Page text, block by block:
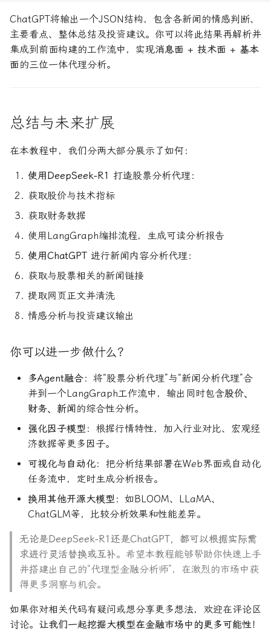
ChatGPT将输出一个JSON结构，包含各新闻的情感判断、
主要看点、整体总结及投资建议。你可以将此结果再解析并
集成到前面构建的工作流中，实现消息面 + 技术面 + 基本
面 的三位一体代理分析。
总结与未来扩展
在本教程中，我们分两大部分展示了如何：
使用DeepSeek-R1 打造股票分析代理：
获取股价与技术指标
获取财务数据
使用LangGraph编排流程，生成可读分析报告
使用ChatGPT 进行新闻内容分析代理：
获取与股票相关的新闻链接
提取网页正文并清洗
情感分析与投资建议输出
你可以进一步做什么？
多Agent融合：将“股票分析代理”与“新闻分析代理”合
并到一个LangGraph工作流中，输出同时包含股价、
财务、新闻的综合性分析。
强化因子模型 ：根据行情特性，加入行业对比、宏观经
济数据等更多因子。
可视化与自动化：把分析结果部署在Web界面或自动化
任务流中，定时生成分析报告。
换用其他开源大模型 ：如BLOOM、LLaMA、
ChatGLM等，比较分析效果和性能差异。
无论是DeepSeek-R1还是ChatGPT，都可以根据实际需
求进行灵活替换或互补。希望本教程能够帮助你快速上手
并搭建出自己的“代理型金融分析师”，在激烈的市场中获
得更多洞察与机会。
如果你对相关代码有疑问或想分享更多想法，欢迎在评论区
讨论。 让我们一起挖掘大模型在金融市场中的更多可能性！